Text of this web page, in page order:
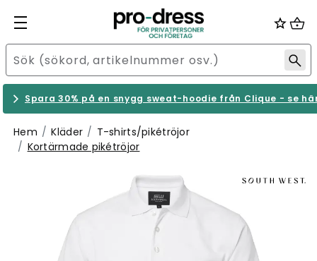
Spara 30% på en snygg sweat-hoodie från Clique - se
Hem Kläder
T-shirts/pikétröjor
Kortärmade pikétröjor